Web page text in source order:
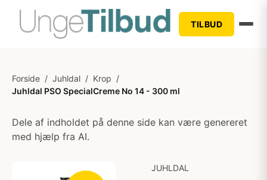
TILBUD
Forside / Juhldal / Krop /
Juhldal PSO SpecialCreme No 14 - 300 ml
Dele af indholdet på denne side kan være genereret
med hjælp fra AI.
JUHLDAL